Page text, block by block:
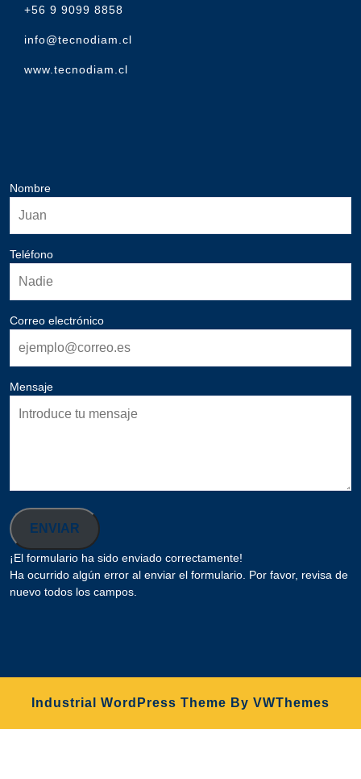
+56 9 9099 8858
info@tecnodiam.cl
www.tecnodiam.cl
Nombre
Teléfono
Correo electrónico
Mensaje
ENVIAR
¡El formulario ha sido enviado correctamente!
Ha ocurrido algún error al enviar el formulario. Por favor, revisa de
nuevo todos los campos.
Industrial WordPress Theme By VWThemes